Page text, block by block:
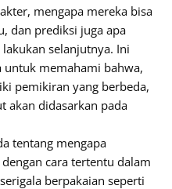
mengapa mereka bisa
dan prediksi juga apa
selanjutnya. Ini
untuk memahami bahwa,
pemikiran yang berbeda,
akan didasarkan pada
tentang mengapa
cara tertentu dalam
berpakaian seperti